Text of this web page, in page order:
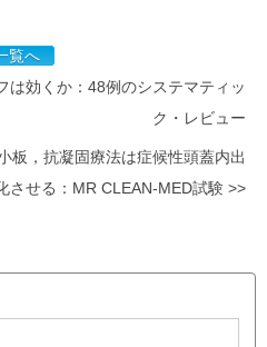
覧へ
は効くか：48例のシステマティッ
ク・レビュー
板，抗凝固療法は症候性頭蓋内出
させる：MR CLEAN-MED試験 >>